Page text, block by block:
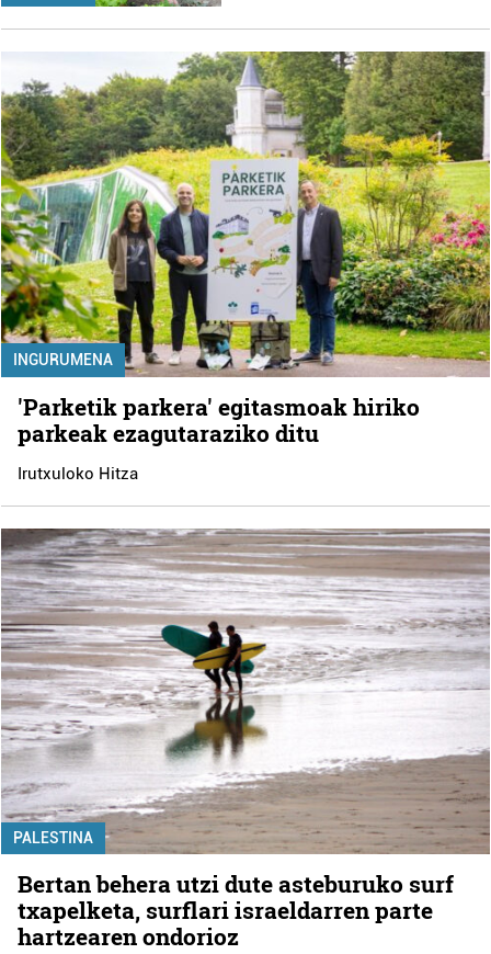
INGURUMENA
'Parketik parkera' egitasmoak hiriko
parkeak ezagutaraziko ditu
Irutxuloko Hitza
PALESTINA
Bertan behera utzi dute asteburuko surf
txapelketa, surflari israeldarren parte
hartzearen ondorioz